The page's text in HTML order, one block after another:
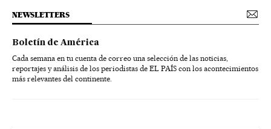
NEWSLETTERS
Boletín de América
Cada semana en tu cuenta de correo una selección de las noticias,
reportajes y análisis de los periodistas de EL PAÍS con los acontecimientos
más relevantes del continente.